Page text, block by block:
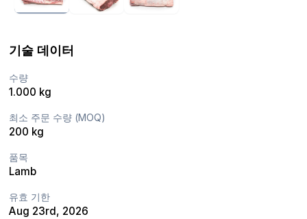
기술 데이터
수량
1.000 kg
최소 주문 수량 (MOQ)
200 kg
품목
Lamb
유효 기한
Aug 23rd, 2026